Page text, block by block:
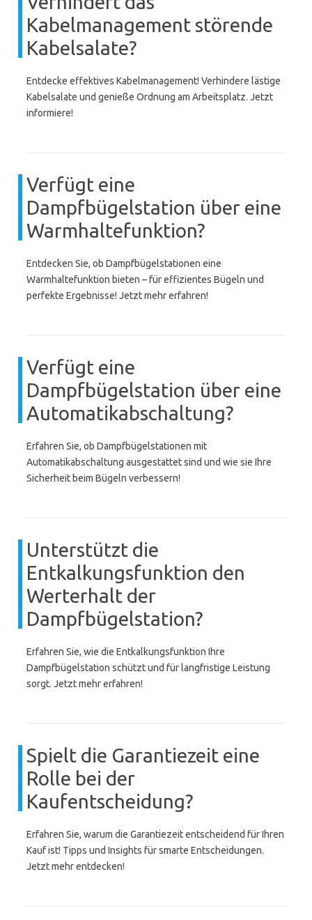
Kabelmanagement störende
Kabelsalate?
Entdecke effektives Kabelmanagement! Verhindere lästige
Kabelsalate und genieße Ordnung am Arbeitsplatz. Jetzt
informiere!
Verfügt eine
Dampfbügelstation über eine
Warmhaltefunktion?
Entdecken Sie, ob Dampfbügelstationen eine
Warmhaltefunktion bieten – für effizientes Bügeln und
perfekte Ergebnisse! Jetzt mehr erfahren!
Verfügt eine
Dampfbügelstation über eine
Automatikabschaltung?
Erfahren Sie, ob Dampfbügelstationen mit
Automatikabschaltung ausgestattet sind und wie sie Ihre
Sicherheit beim Bügeln verbessern!
Unterstützt die
Entkalkungsfunktion den
Werterhalt der
Dampfbügelstation?
Erfahren Sie, wie die Entkalkungsfunktion Ihre
Dampfbügelstation schützt und für langfristige Leistung
sorgt. Jetzt mehr erfahren!
Spielt die Garantiezeit eine
Rolle bei der
Kaufentscheidung?
Erfahren Sie, warum die Garantiezeit entscheidend für Ihren
Kauf ist! Tipps und Insights für smarte Entscheidungen.
Jetzt mehr entdecken!